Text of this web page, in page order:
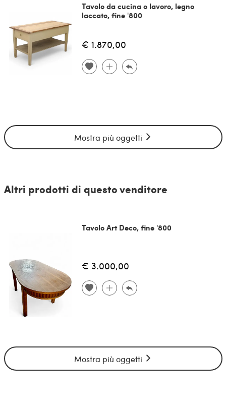
Tavolo da cucina o lavoro, legno
laccato, fine '800
€ 1.870,00
Mostra più oggetti
Altri prodotti di questo venditore
Tavolo Art Deco, fine '800
€ 3.000,00
Mostra più oggetti